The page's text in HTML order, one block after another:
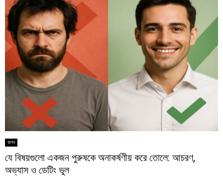
যাপন
যে বিষয়গুলো একজন পুরুষকে অনাকর্ষণীয় করে তোলে: আচরণ,
অভ্যাস ও ডেটিং ভুল